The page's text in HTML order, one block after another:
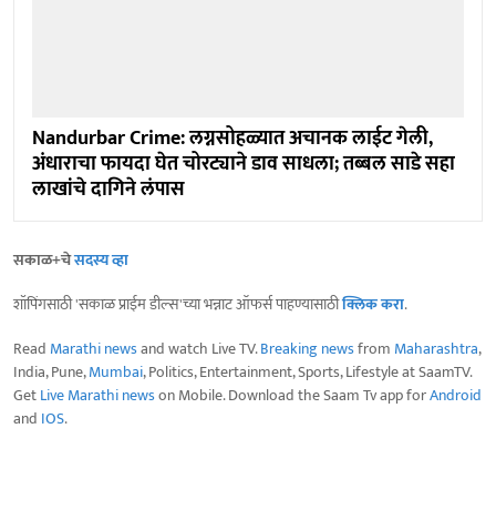
Nandurbar Crime: लग्नसोहळ्यात अचानक लाईट गेली,
अंधाराचा फायदा घेत चोरट्याने डाव साधला; तब्बल साडे सहा
लाखांचे दागिने लंपास
सकाळ+चेसदस्य व्हा
शॉपिंगसाठी 'सकाळ प्राईम डील्स'च्या भन्नाट ऑफर्स पाहण्यासाठीक्लिक करा.
Read Marathi newsand watch Live TV.Breaking newsfrom Maharashtra,
India, Pune,Mumbai, Politics, Entertainment, Sports, Lifestyle at SaamTV.
GetLive Marathi newson Mobile. Download the Saam Tv app forAndroid
and IOS.